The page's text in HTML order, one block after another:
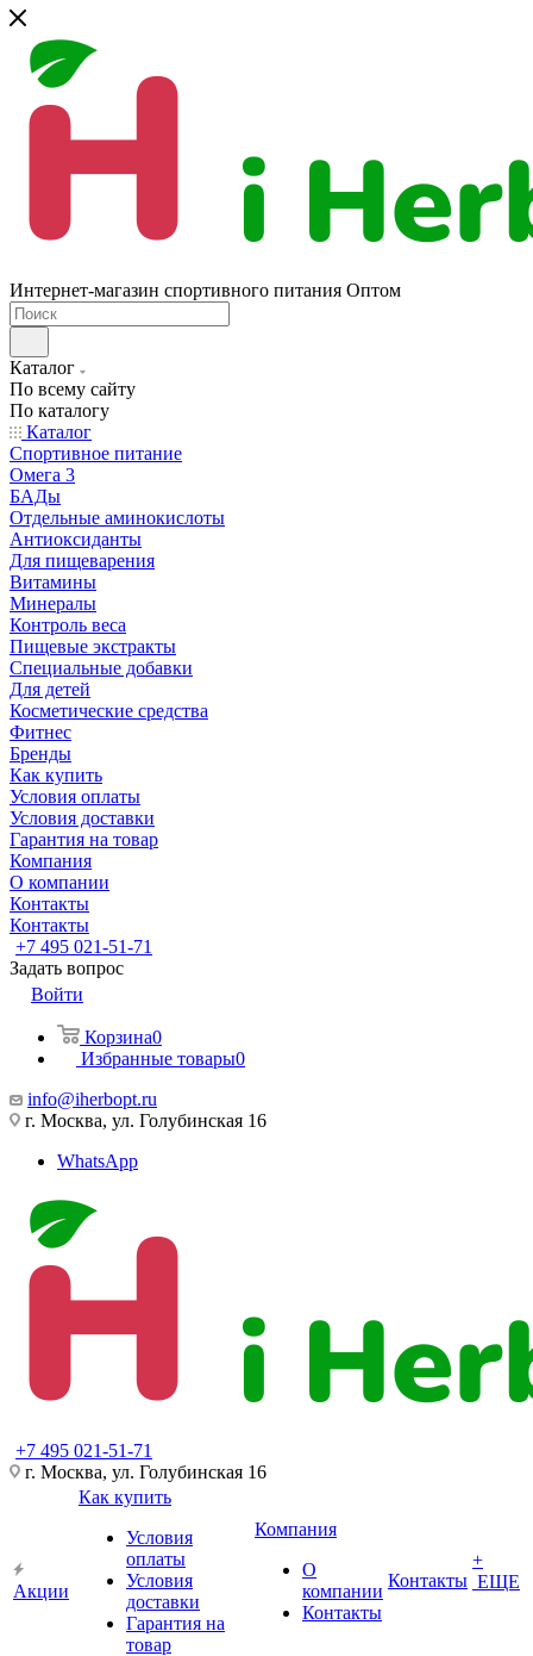
Интернет-магазин спортивного питания Оптом
Каталог
По всему сайту
По каталогу
Каталог
Спортивное питание
Омега 3
БАДы
Отдельные аминокислоты
Антиоксиданты
Для пищеварения
Витамины
Минералы
Контроль веса
Пищевые экстракты
Специальные добавки
Для детей
Косметические средства
Фитнес
Бренды
Как купить
Условия оплаты
Условия доставки
Гарантия на товар
Компания
О компании
Контакты
Контакты
+7 495 021-51-71
Задать вопрос
Войти
Корзина0
Избранные товары0
info@iherbopt.ru
г. Москва, ул. Голубинская 16
WhatsApp
+7 495 021-51-71
г. Москва, ул. Голубинская 16
Акции
Как купить
Условия
оплаты
Условия
доставки
Гарантия на
товар
Компания
О
компании
Контакты
Контакты
+
ЕЩЕ